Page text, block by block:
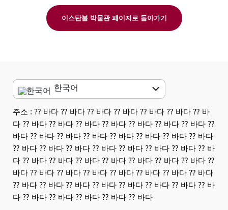
이스탄불 박물관 페이지로 돌아가기
한국어
English
العربية
中文
Dansk
Nederlands
Slovenská
주소 : ⁇ 바다 ⁇ 바다 ⁇ 바다 ⁇ 바다 ⁇ 바다 ⁇ 바다 ⁇ 바
다 ⁇ 바다 ⁇ 바다 ⁇ 바다 ⁇ 바다 ⁇ 바다 ⁇ 바다 ⁇ 바다 ⁇
바다 ⁇ 바다 ⁇ 바다 ⁇ 바다 ⁇ 바다 ⁇ 바다 ⁇ 바다 ⁇ 바다
⁇ 바다 ⁇ 바다 ⁇ 바다 ⁇ 바다 ⁇ 바다 ⁇ 바다 ⁇ 바다 ⁇ 바
다 ⁇ 바다 ⁇ 바다 ⁇ 바다 ⁇ 바다 ⁇ 바다 ⁇ 바다 ⁇ 바다 ⁇
바다 ⁇ 바다 ⁇ 바다 ⁇ 바다 ⁇ 바다 ⁇ 바다 ⁇ 바다 ⁇ 바다
⁇ 바다 ⁇ 바다 ⁇ 바다 ⁇ 바다 ⁇ 바다 ⁇ 바다 ⁇ 바다 ⁇ 바
다 ⁇ 바다 ⁇ 바다 ⁇ 바다 ⁇ 바다 ⁇ 바다